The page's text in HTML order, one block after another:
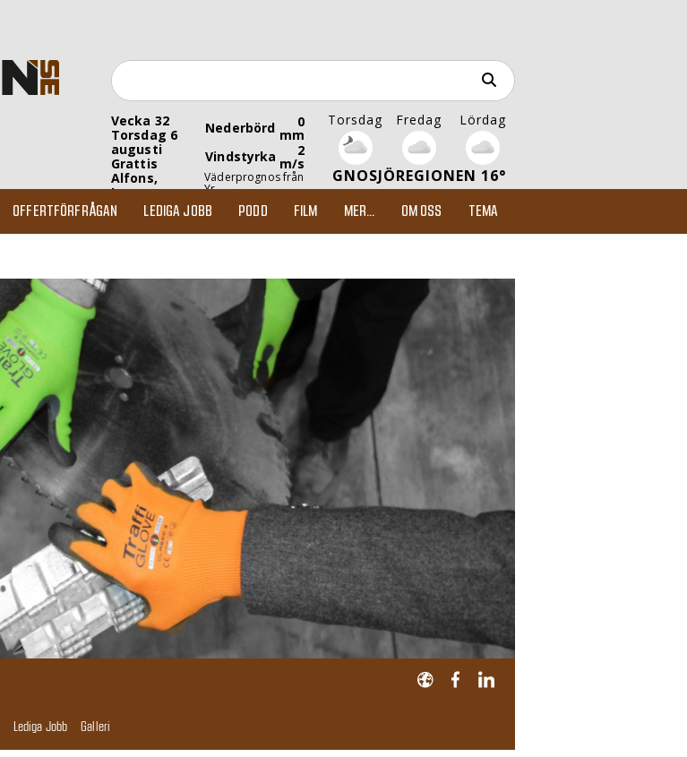
Vecka 32
Torsdag 6
augusti
Grattis
Alfons,
Inez
Nederbörd 0
mm
Vindstyrka
2
m/s
Väderprognos från
Yr
Torsdag Fredag Lördag
GNOSJÖREGIONEN 16°
OFFERTFÖRFRÅGAN LEDIGA JOBB PODD FILM MER... OM OSS TEMA
Lediga Jobb Galleri